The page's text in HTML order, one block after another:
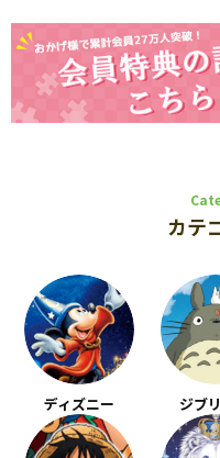
カテ
ディズニー ジブ